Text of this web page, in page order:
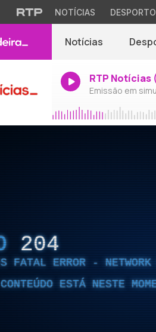
NOTÍCIAS DESPORTO
Notícias
RTP Notícias
Emissão em
204
FATAL ERROR - NETWORK
ESTÁ NESTE